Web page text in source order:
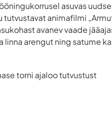
asuvas
animafilmi
avanev vaade
arengut ning satume
torni ajaloo tutvustust